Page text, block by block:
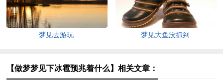
梦见去游玩 梦见大鱼没抓到
【做梦梦见下冰雹预兆着什么】相关文章：